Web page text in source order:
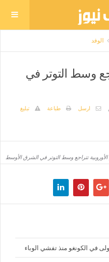
الوفد
وسط التوتر في
ارسل طباعة
تبليغ
الأوروبية تتراجع وسط التوتر في الشرق الأوسط